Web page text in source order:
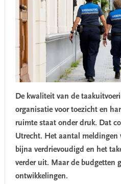
De kwaliteit van de
organisatie voor toezicht en
ruimte staat onder druk. Dat
Utrecht. Het aantal meldingen
bijna verdrievoudigd en het
verder uit. Maar de budgetten
ontwikkelingen.